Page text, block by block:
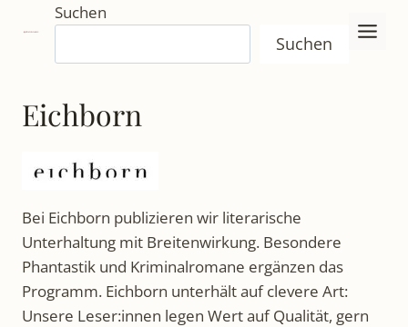
Inhalt
springen
Suchen
Suchen
Eichborn
Bei Eichborn publizieren wir literarische
Unterhaltung mit Breitenwirkung. Besondere
Phantastik und Kriminalromane ergänzen das
Programm. Eichborn unterhält auf clevere Art:
Unsere Leser:innen legen Wert auf Qualität, gern